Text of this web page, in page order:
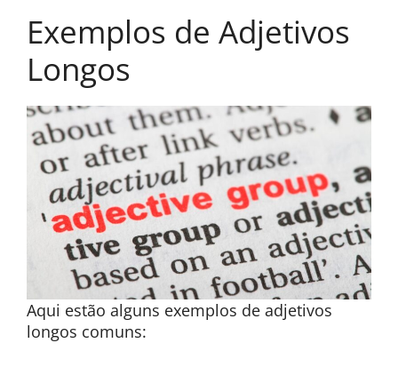
Exemplos de Adjetivos
Longos
Aqui estão alguns exemplos de adjetivos
longos comuns: